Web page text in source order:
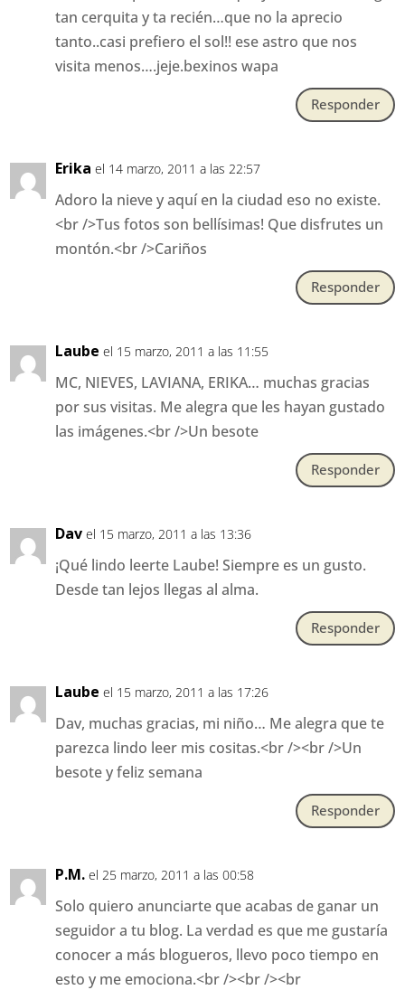
tan cerquita y ta recién…que no la aprecio
tanto..casi prefiero el sol!! ese astro que nos
visita menos….jeje.bexinos wapa
Responder
Erika el 14 marzo, 2011 a las 22:57
Adoro la nieve y aquí en la ciudad eso no existe.
<br />Tus fotos son bellísimas! Que disfrutes un
montón.<br />Cariños
Responder
Laube el 15 marzo, 2011 a las 11:55
MC, NIEVES, LAVIANA, ERIKA… muchas gracias
por sus visitas. Me alegra que les hayan gustado
las imágenes.<br />Un besote
Responder
Dav el 15 marzo, 2011 a las 13:36
¡Qué lindo leerte Laube! Siempre es un gusto.
Desde tan lejos llegas al alma.
Responder
Laube el 15 marzo, 2011 a las 17:26
Dav, muchas gracias, mi niño… Me alegra que te
parezca lindo leer mis cositas.<br /><br />Un
besote y feliz semana
Responder
P.M. el 25 marzo, 2011 a las 00:58
Solo quiero anunciarte que acabas de ganar un
seguidor a tu blog. La verdad es que me gustaría
conocer a más blogueros, llevo poco tiempo en
esto y me emociona.<br /><br /><br